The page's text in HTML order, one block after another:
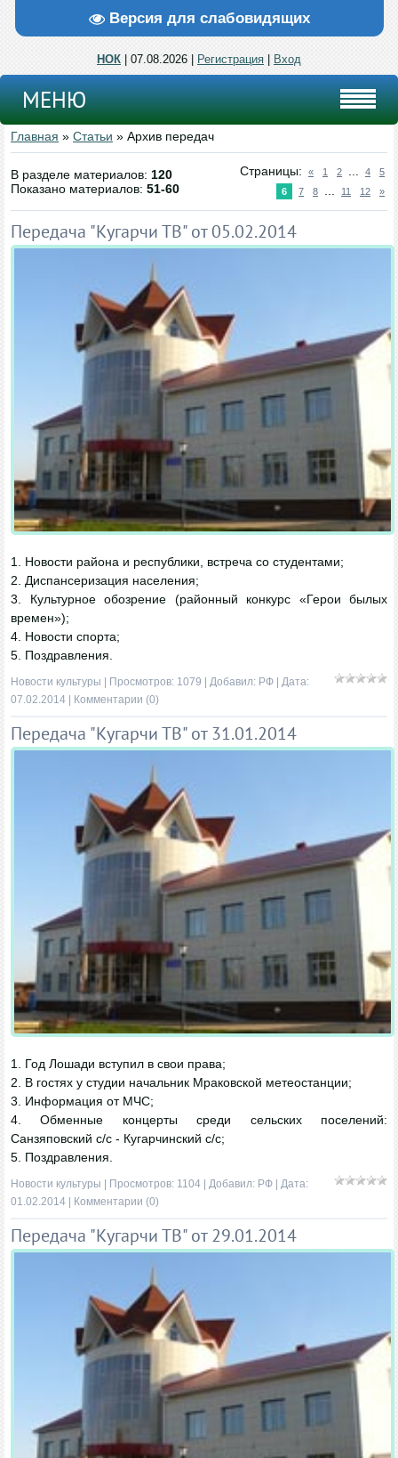
Версия для слабовидящих
НОК | 07.08.2026 | Регистрация Вход
МЕНЮ
Главная » Статьи » Архив передач
В разделе материалов: 120
Показано материалов: 51-60
Страницы: « 1 2 4
5
6
7 8 11 12 »
Передача "Кугарчи ТВ" от 05.02.2014
1. Новости района и республики, встреча со студентами;
2. Диспансеризация населения;
3. Культурное обозрение (районный конкурс «Герои былых
времен»);
4. Новости спорта;
5. Поздравления.
Новости культуры | Просмотров: 1079 | Добавил: РФ | Дата:
07.02.2014
Комментарии (0)
Передача "Кугарчи ТВ" от 31.01.2014
1. Год Лошади вступил в свои права;
2. В гостях у студии начальник Мраковской метеостанции;
3. Информация от МЧС;
4. Обменные концерты среди сельских поселений:
Санзяповский с/с - Кугарчинский с/с;
5. Поздравления.
Новости культуры | Просмотров: 1104 | Добавил: РФ | Дата:
01.02.2014
Комментарии (0)
Передача "Кугарчи ТВ" от 29.01.2014